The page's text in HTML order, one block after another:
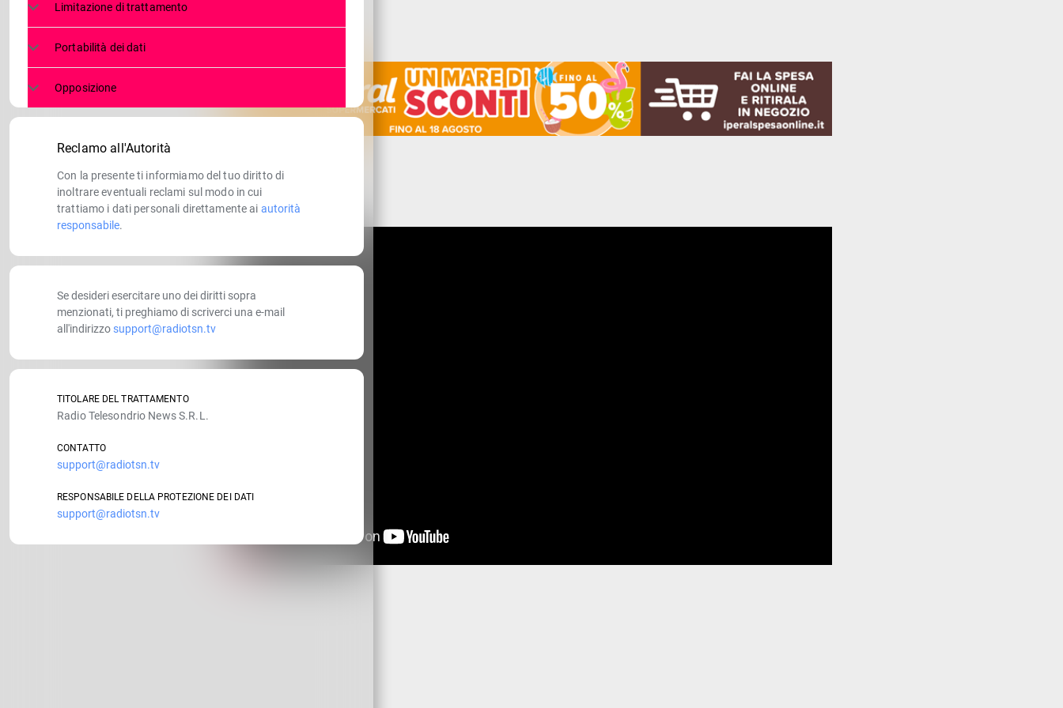
Limitazione di trattamento
Portabilità dei dati
Opposizione
Reclamo all'Autorità
Con la presente ti informiamo del tuo diritto di
inoltrare eventuali reclami sul modo in cui
trattiamo i dati personali direttamente ai autorità
responsabile.
Se desideri esercitare uno dei diritti sopra
menzionati, ti preghiamo di scriverci una e-mail
all'indirizzo support@radiotsn.tv
TITOLARE DEL TRATTAMENTO
Radio Telesondrio News S.R.L.
CONTATTO
support@radiotsn.tv
RESPONSABILE DELLA PROTEZIONE DEI DATI
support@radiotsn.tv